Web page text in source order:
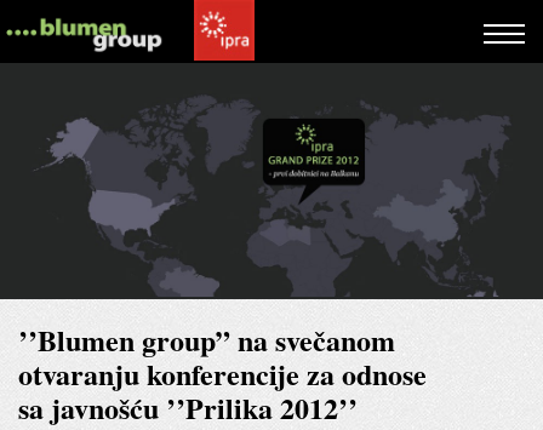
’’Blumen group” na svečanom
otvaranju konferencije za odnose
sa javnošću ’’Prilika 2012’’